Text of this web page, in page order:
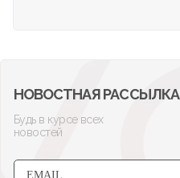
НОВОСТНАЯ РАССЫЛКА
Будь в курсе всех
новостей